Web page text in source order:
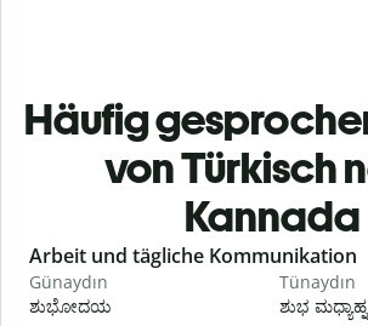
Häufig
von Türkisch
Kannada
Slide 1 of 6
Arbeit und tägliche Kommunikation
Günaydın
ಶುಭೋದಯ
Tünaydın
ಶುಭ ಮಧ್ಯಾಹ್ನ